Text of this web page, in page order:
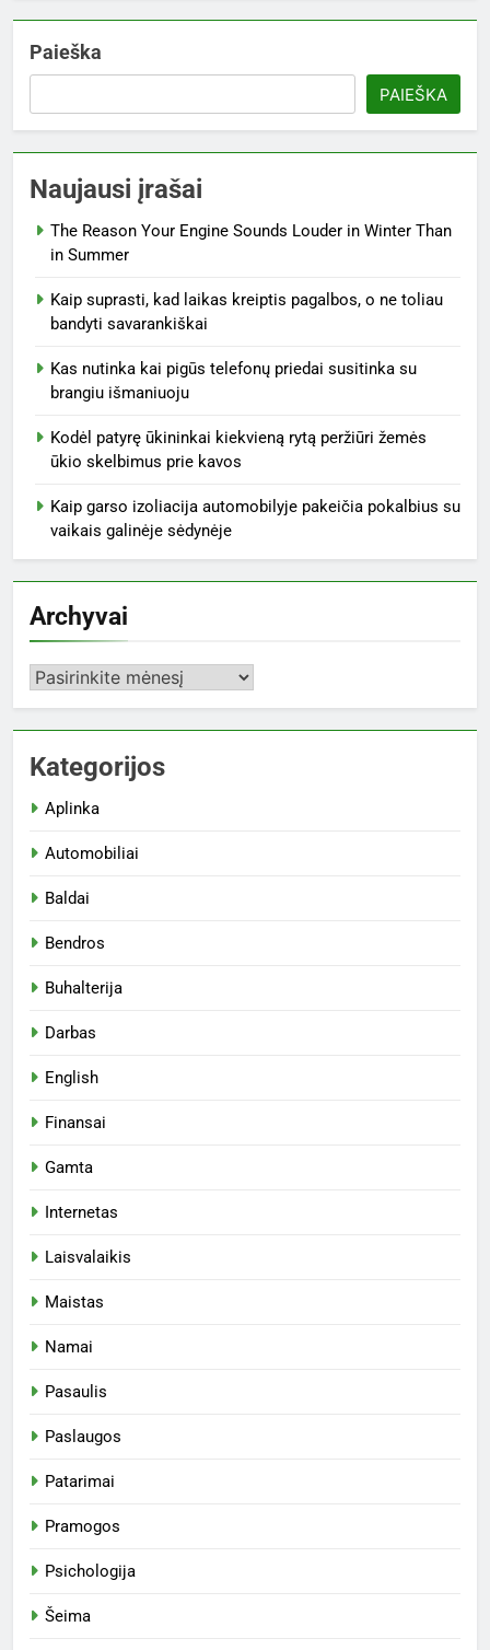
Paieška
PAIEŠKA
Naujausi įrašai
The Reason Your Engine Sounds Louder in Winter Than
in Summer
Kaip suprasti, kad laikas kreiptis pagalbos, o ne toliau
bandyti savarankiškai
Kas nutinka kai pigūs telefonų priedai susitinka su
brangiu išmaniuoju
Kodėl patyrę ūkininkai kiekvieną rytą peržiūri žemės
ūkio skelbimus prie kavos
Kaip garso izoliacija automobilyje pakeičia pokalbius su
vaikais galinėje sėdynėje
Archyvai
Archyvai
Kategorijos
Aplinka
Automobiliai
Baldai
Bendros
Buhalterija
Darbas
English
Finansai
Gamta
Internetas
Laisvalaikis
Maistas
Namai
Pasaulis
Paslaugos
Patarimai
Pramogos
Psichologija
Šeima